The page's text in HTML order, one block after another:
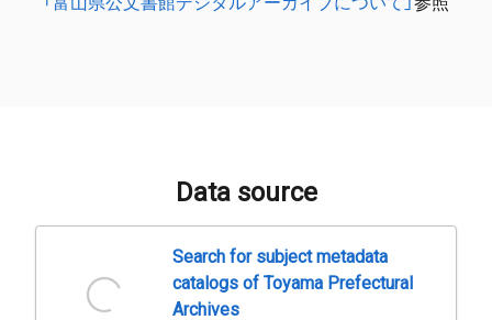
Data source
Search for subject metadata
catalogs of Toyama Prefectural
Archives